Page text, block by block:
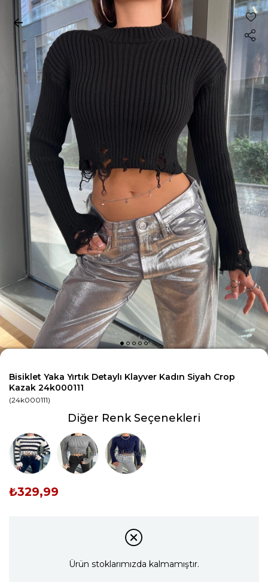
Bisiklet Yaka Yırtık Detaylı Klayver Kadın Siyah Crop
Kazak 24k000111
(24k000111)
Diğer Renk Seçenekleri
Tükendi Tükendi Tükendi
₺329,99
Ürün stoklarımızda kalmamıştır.